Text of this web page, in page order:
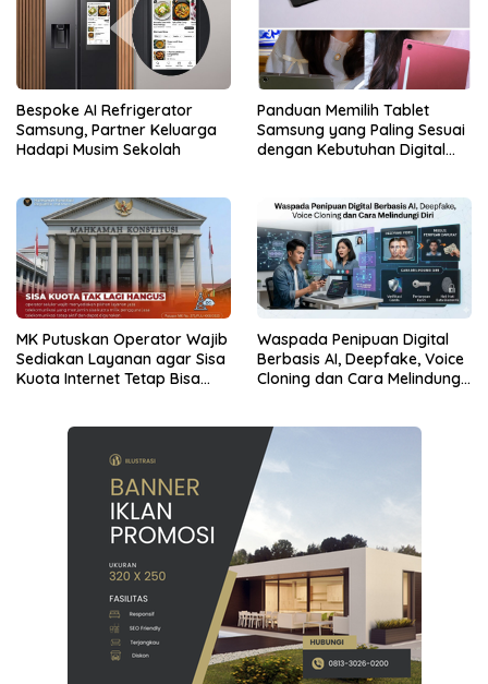
Bespoke AI Refrigerator
Samsung, Partner Keluarga
Hadapi Musim Sekolah
Panduan Memilih Tablet
Samsung yang Paling Sesuai
dengan Kebutuhan Digital
MK Putuskan Operator Wajib
Sediakan Layanan agar Sisa
Kuota Internet Tetap Bisa
Waspada Penipuan Digital
Berbasis AI, Deepfake, Voice
Cloning dan Cara Melindungi